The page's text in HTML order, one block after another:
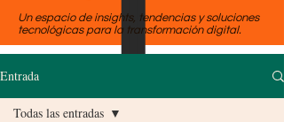
Un espacio de insights, tendencias y soluciones
tecnológicas para la transformación digital.
Entrada
Todas las entradas